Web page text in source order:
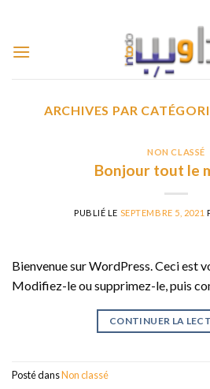
contenu
ARCHIVES PAR
NON CLASSÉ
Bonjour tout le
PUBLIÉ LE SEPTEMBRE 5, 2021
Bienvenue sur WordPress. Ceci est
Modifiez-le ou supprimez-le, puis
CONTINUER LA
Posté dansNon classé